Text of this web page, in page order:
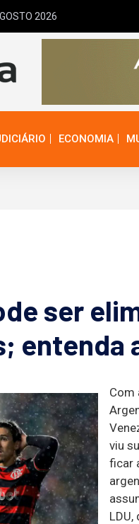
2026
ECONOMIA
ser
entenda
Com
viu
ficar